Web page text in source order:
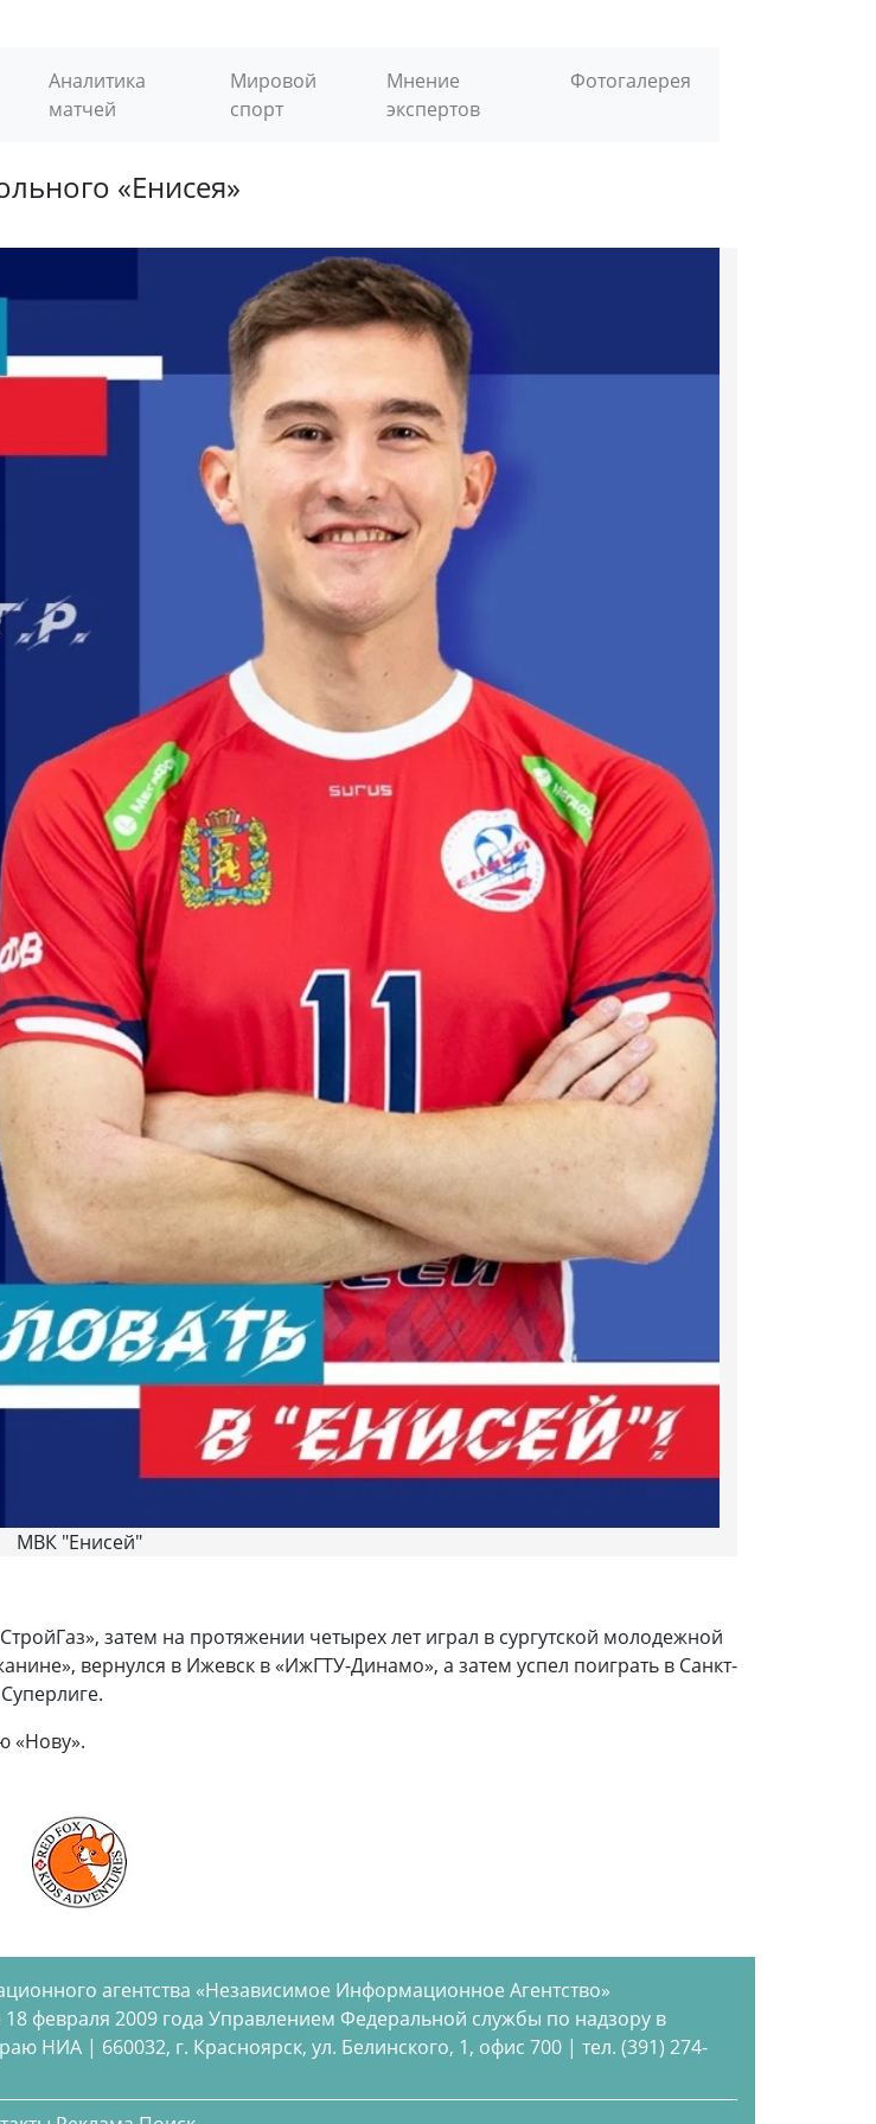
Аналитика
матчей
Мировой
спорт
Мнение
экспертов
Фотогалерея
«Енисея»
МВК "Енисей"
затем на протяжении четырех лет играл в сургутской молодежной
вернулся в Ижевск в «ИжГТУ-Динамо», а затем успел поиграть в Санкт-
«Нову».
агентства «Независимое Информационное Агентство»
февраля 2009 года Управлением Федеральной службы по надзору в
НИА | 660032, г. Красноярск, ул. Белинского, 1, офис 700 | тел. (391) 274-